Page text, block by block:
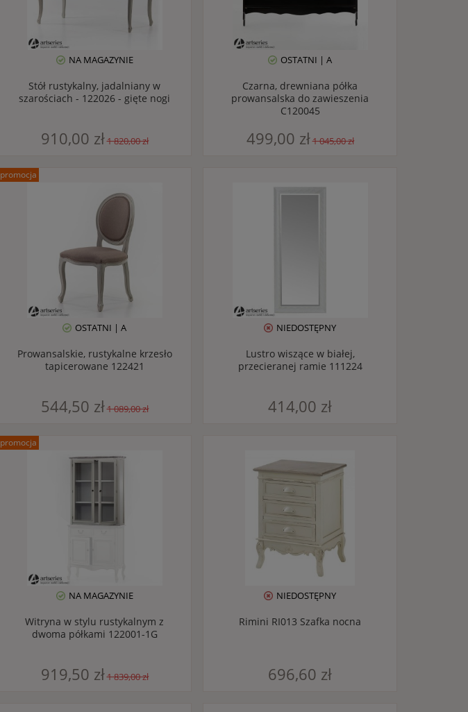
NA MAGAZYNIE
Stół rustykalny, jadalniany w
szarościach - 122026 - gięte nogi
910,00 zł1 820,00 zł
OSTATNI | A
Czarna, drewniana półka
prowansalska do zawieszenia
C120045
499,00 zł1 045,00 zł
OSTATNI | A
Prowansalskie, rustykalne krzesło
tapicerowane 122421
544,50 zł1 089,00 zł
promocja
NIEDOSTĘPNY
Lustro wiszące w białej,
przecieranej ramie 111224
414,00 zł
NA MAGAZYNIE
Witryna w stylu rustykalnym z
dwoma półkami 122001-1G
919,50 zł1 839,00 zł
promocja
NIEDOSTĘPNY
Rimini RI013 Szafka nocna
696,60 zł